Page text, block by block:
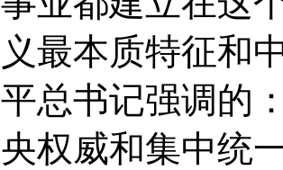
最本质特征和
总书记强调的
权威和集中统